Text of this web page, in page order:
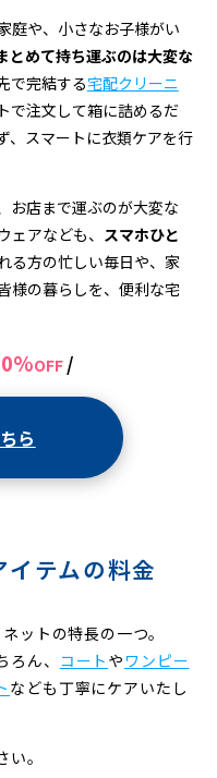
庭や、小さなお子様がい
とめて持ち運ぶのは大変な
で完結する宅配クリーニ
で注文して箱に詰めるだ
、スマートに衣類ケアを行
お店まで運ぶのが大変な
アなども、 スマホひと
る方の忙しい毎日や、家
様の暮らしを、便利な宅
OFF /
ら
テムの料金
ットの特長の一つ。
ろん、 コート やワンピー
なども丁寧にケアいたし
。